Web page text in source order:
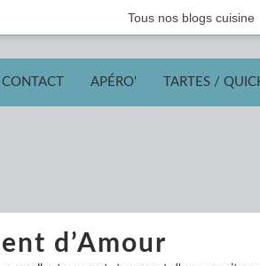
Tous nos blogs cuisine
CONTACT APÉRO' TARTES /
d’Amour